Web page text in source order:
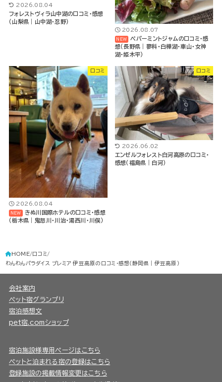
2026.08.04
フォレストヴィラ山中湖の口コミ・感想
（山梨県｜山中湖・忍野）
2026.08.07
ペパーミントジャムの口コミ・感
想（長野県｜蓼科・白樺湖・車山・女神
湖・姫木平）
口コミ
2026.08.04
きぬ川国際ホテルの口コミ・感想
（栃木県｜鬼怒川・川治・湯西川・川俣）
口コミ
2026.06.02
エンゼルフォレスト白河高原の口コミ・
感想（福島県｜白河）
HOME
口コミ
わんわんパラダイス プレミア 伊豆高原の口コミ・感想（静岡県｜伊豆高原）
会社案内
ペット宿グランプリ
宿泊感想文
pet宿.comショップ
宿泊施設様専用ページはこちら
ペットと泊まれる宿の登録はこちら
登録施設の掲載情報変更はこちら